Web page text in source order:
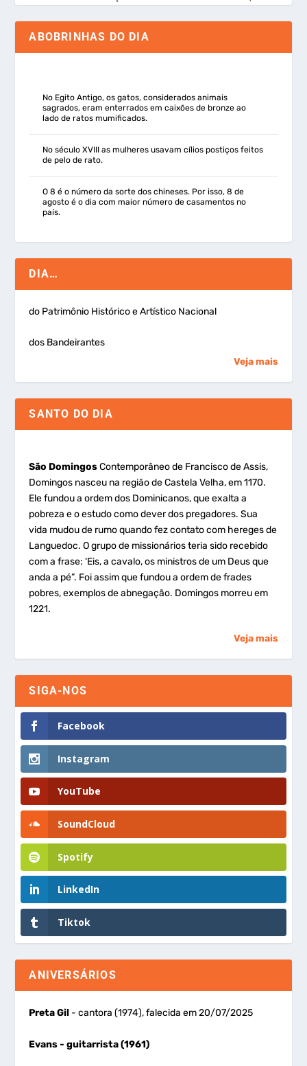
ABOBRINHAS DO DIA
No Egito Antigo, os gatos, considerados animais
sagrados, eram enterrados em caixões de bronze ao
lado de ratos mumificados.
No século XVIII as mulheres usavam cílios postiços feitos
de pelo de rato.
O 8 é o número da sorte dos chineses. Por isso, 8 de
agosto é o dia com maior número de casamentos no
país.
DIA…
do Patrimônio Histórico e Artístico Nacional
dos Bandeirantes
Veja mais
SANTO DO DIA
São DomingosContemporâneo de Francisco de Assis,
Domingos nasceu na região de Castela Velha, em 1170.
Ele fundou a ordem dos Dominicanos, que exalta a
pobreza e o estudo como dever dos pregadores. Sua
vida mudou de rumo quando fez contato com hereges de
Languedoc. O grupo de missionários teria sido recebido
com a frase: ‘Eis, a cavalo, os ministros de um Deus que
anda a pé”. Foi assim que fundou a ordem de frades
pobres, exemplos de abnegação. Domingos morreu em
1221.
Veja mais
SIGA-NOS
Facebook
Instagram
YouTube
SoundCloud
Spotify
LinkedIn
Tiktok
ANIVERSÁRIOS
Preta Gil - cantora (1974), falecida em 20/07/2025
Evans- guitarrista (1961)